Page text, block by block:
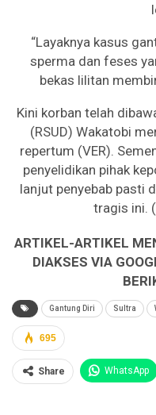
“Layaknya kasus
sperma dan feses
bekas lilitan
Kini korban telah
(RSUD) Wakatobi
repertum (VER).
penyelidikan pihak
lanjut penyebab pasti
tragis ini.
ARTIKEL-ARTIKEL
DIAKSES VIA
Gantung Diri Sultra
695
Share WhatsApp